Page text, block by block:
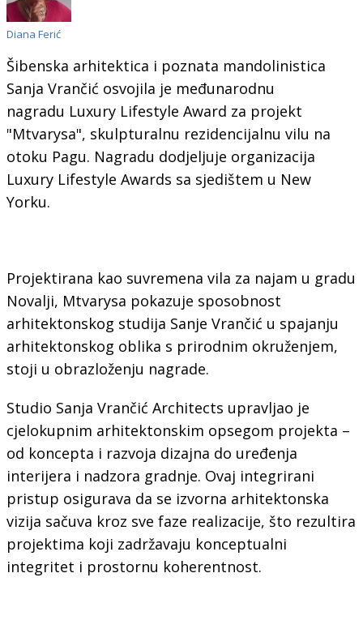
Diana Ferić
Šibenska arhitektica i poznata mandolinistica
Sanja Vrančić osvojila je međunarodnu
nagradu Luxury Lifestyle Award za projekt
"Mtvarysa", skulpturalnu rezidencijalnu vilu na
otoku Pagu. Nagradu dodjeljuje organizacija
Luxury Lifestyle Awards sa sjedištem u New
Yorku.
Projektirana kao suvremena vila za najam u gradu
Novalji, Mtvarysa pokazuje sposobnost
arhitektonskog studija Sanje Vrančić u spajanju
arhitektonskog oblika s prirodnim okruženjem,
stoji u obrazloženju nagrade.
Studio Sanja Vrančić Architects upravljao je
cjelokupnim arhitektonskim opsegom projekta –
od koncepta i razvoja dizajna do uređenja
interijera i nadzora gradnje. Ovaj integrirani
pristup osigurava da se izvorna arhitektonska
vizija sačuva kroz sve faze realizacije, što rezultira
projektima koji zadržavaju konceptualni
integritet i prostornu koherentnost.